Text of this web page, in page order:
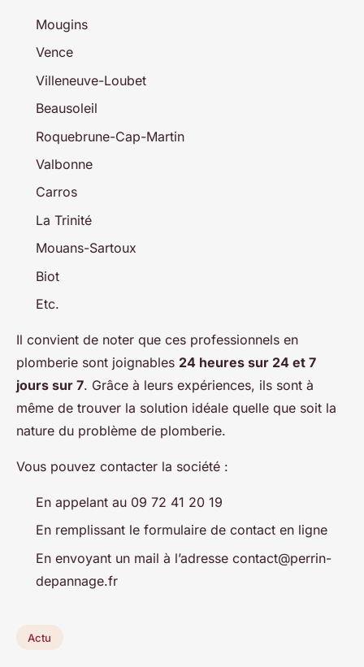
Mougins
Vence
Villeneuve-Loubet
Beausoleil
Roquebrune-Cap-Martin
Valbonne
Carros
La Trinité
Mouans-Sartoux
Biot
Etc.
Il convient de noter que ces professionnels en
plomberie sont joignables 24 heures sur 24 et 7
jours sur 7. Grâce à leurs expériences, ils sont à
même de trouver la solution idéale quelle que soit la
nature du problème de plomberie.
Vous pouvez contacter la société :
En appelant au 09 72 41 20 19
En remplissant le formulaire de contact en ligne
En envoyant un mail à l’adresse contact@perrin-
depannage.fr
Actu